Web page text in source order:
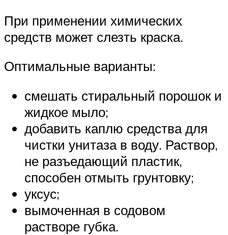
При применении химических
средств может слезть краска.
Оптимальные варианты:
смешать стиральный порошок и
жидкое мыло;
добавить каплю средства для
чистки унитаза в воду. Раствор,
не разъедающий пластик,
способен отмыть грунтовку;
уксус;
вымоченная в содовом
растворе губка.